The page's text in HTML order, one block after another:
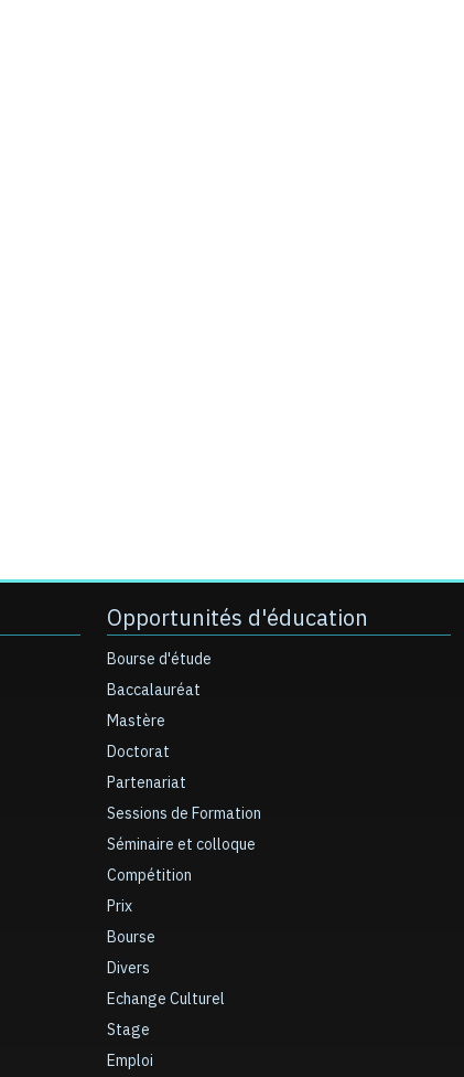
Opportunités d'éducation
Bourse d'étude
Baccalauréat
Mastère
Doctorat
Partenariat
Sessions de Formation
Séminaire et colloque
Compétition
Prix
Bourse
Divers
Echange Culturel
Stage
Emploi